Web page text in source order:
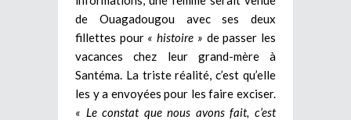
de Ouagadougou avec ses deux
fillettes pour « histoire » de passer les
vacances chez leur grand-mère à
Santéma. La triste réalité, c’est qu’elle
les y a envoyées pour les faire exciser.
« Le constat que nous avons fait, c’est